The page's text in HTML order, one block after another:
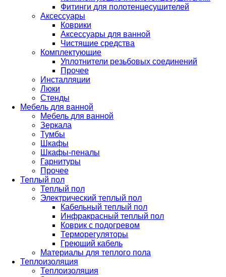
Фитинги для полотенцесушителей
Аксессуары
Коврики
Аксессуары для ванной
Чистящие средства
Комплектующие
Уплотнители резьбовых соединений
Прочее
Инсталляции
Люки
Стенды
Мебель для ванной
Мебель для ванной
Зеркала
Тумбы
Шкафы
Шкафы-пеналы
Гарнитуры
Прочее
Теплый пол
Теплый пол
Электрический теплый пол
Кабельный теплый пол
Инфракрасный теплый пол
Коврик с подогревом
Терморегуляторы
Греющий кабель
Материалы для теплого пола
Теплоизоляция
Теплоизоляция